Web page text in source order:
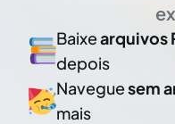
Baixearquivos
depois
Naveguesem
mais